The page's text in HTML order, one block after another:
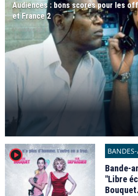
Audiences : bons scores pour les
et France 2
11 octobre 2010
player2
Bande-
"Libre